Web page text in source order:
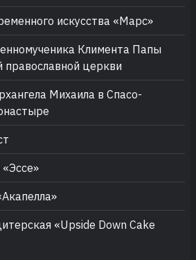
искусства «Марс»
Климента Папы
православной церкви
Михаила в Спасо-
«Upside Down Cake